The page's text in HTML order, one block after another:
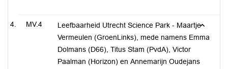
MV.4
Leefbaarheid Utrecht Science Park - Maartje
Vermeulen (GroenLinks), mede namens Emma
Dolmans (D66), Titus Stam (PvdA), Victor
Paalman (Horizon) en Annemarijn Oudejans